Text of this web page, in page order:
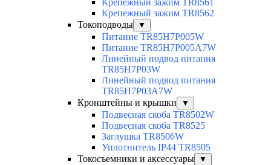
Крепежный зажим TR8561
Крепежный зажим TR8562
Токоподводы
▼
Питание TR85H7P005W
Питание TR85H7P005A7W
Линейный подвод питания
TR85H7P03W
Линейный подвод питания
TR85H7P03A7W
Кронштейны и крышки
▼
Подвесная скоба TR8502W
Подвесная скоба TR8525
Заглушка TR8506W
Уплотнитель IP44 TR8505
Токосъемники и аксессуары
▼